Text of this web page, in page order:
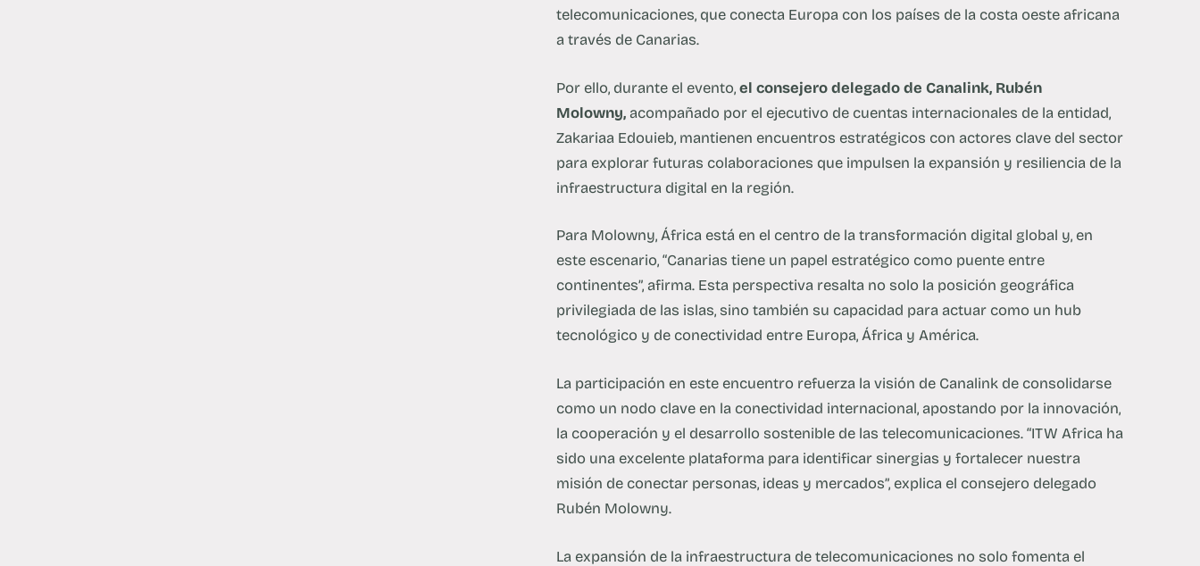
telecomunicaciones, que conecta Europa con los países de la costa oeste africana
a través de Canarias.
Por ello, durante el evento,el consejero delegado de Canalink, Rubén
Molowny, acompañado por el ejecutivo de cuentas internacionales de la entidad,
Zakariaa Edouieb, mantienen encuentros estratégicos con actores clave del sector
para explorar futuras colaboraciones que impulsen la expansión y resiliencia de la
infraestructura digital en la región.
Para Molowny, África está en el centro de la transformación digital global y, en
este escenario, “Canarias tiene un papel estratégico como puente entre
continentes”, afirma. Esta perspectiva resalta no solo la posición geográfica
privilegiada de las islas, sino también su capacidad para actuar como un hub
tecnológico y de conectividad entre Europa, África y América.
La participación en este encuentro refuerza la visión de Canalink de consolidarse
como un nodo clave en la conectividad internacional, apostando por la innovación,
la cooperación y el desarrollo sostenible de las telecomunicaciones. “ITW Africa ha
sido una excelente plataforma para identificar sinergias y fortalecer nuestra
misión de conectar personas, ideas y mercados”, explica el consejero delegado
Rubén Molowny.
La expansión de la infraestructura de telecomunicaciones no solo fomenta el